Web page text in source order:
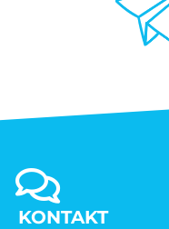
KONTAKT